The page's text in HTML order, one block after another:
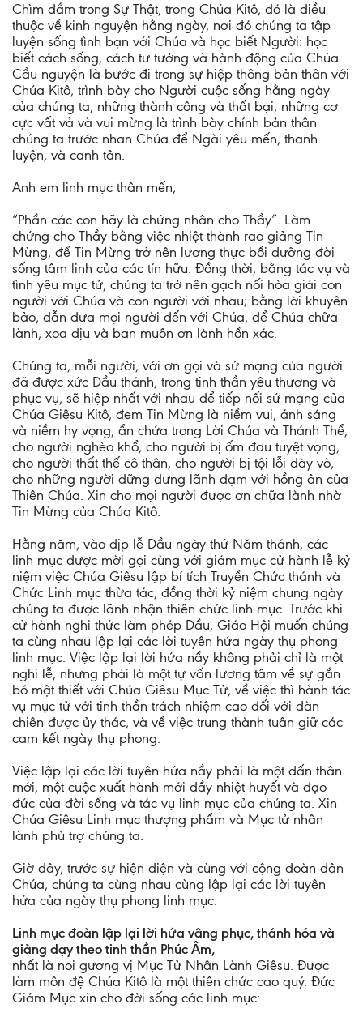
Chìm đắm trong Sự Thật, trong Chúa Kitô, đó là điều
thuộc về kinh nguyện hằng ngày, nơi đó chúng ta tập
luyện sống tình bạn với Chúa và học biết Người: học
biết cách sống, cách tư tưởng và hành động của Chúa.
Cầu nguyện là bước đi trong sự hiệp thông bản thân với
Chúa Kitô, trình bày cho Người cuộc sống hằng ngày
của chúng ta, những thành công và thất bại, những cơ
cực vất vả và vui mừng là trình bày chính bản thân
chúng ta trước nhan Chúa để Ngài yêu mến, thanh
luyện, và canh tân.
Anh em linh mục thân mến,
“Phần các con hãy là chứng nhân cho Thầy”. Làm
chứng cho Thầy bằng việc nhiệt thành rao giảng Tin
Mừng, để Tin Mừng trở nên lương thực bồi dưỡng đời
sống tâm linh của các tín hữu. Đồng thời, bằng tác vụ và
tình yêu mục tử, chúng ta trở nên gạch nối hòa giải con
người với Chúa và con người với nhau; bằng lời khuyên
bảo, dẫn đưa mọi người đến với Chúa, để Chúa chữa
lành, xoa dịu và ban muôn ơn lành hồn xác.
Chúng ta, mỗi người, với ơn gọi và sứ mạng của người
đã được xức Dầu thánh, trong tinh thần yêu thương và
phục vụ, sẽ hiệp nhất với nhau để tiếp nối sứ mạng của
Chúa Giêsu Kitô, đem Tin Mừng là niềm vui, ánh sáng
và niềm hy vọng, ẩn chứa trong Lời Chúa và Thánh Thể,
cho người nghèo khổ, cho người bị ốm đau tuyệt vọng,
cho người thất thế cô thân, cho người bị tội lỗi dày vò,
cho những người dững dưng lãnh đạm với hồng ân của
Thiên Chúa. Xin cho mọi người được ơn chữa lành nhờ
Tin Mừng của Chúa Kitô.
Hằng năm, vào dịp lễ Dầu ngày thứ Năm thánh, các
linh mục được mời gọi cùng với giám mục cử hành lễ kỷ
niệm việc Chúa Giêsu lập bí tích Truyền Chức thánh và
Chức Linh mục thừa tác, đồng thời kỷ niệm chung ngày
chúng ta được lãnh nhận thiên chức linh mục. Trước khi
cử hành nghi thức làm phép Dầu, Giáo Hội muốn chúng
ta cùng nhau lập lại các lời tuyên hứa ngày thụ phong
linh mục. Việc lập lại lời hứa nầy không phải chỉ là một
nghi lễ, nhưng phải là một tự vấn lương tâm về sự gắn
bó mật thiết với Chúa Giêsu Mục Tử, về việc thì hành tác
vụ mục tử với tinh thần trách nhiệm cao đối với đàn
chiên được ủy thác, và về việc trung thành tuân giữ các
cam kết ngày thụ phong.
Việc lập lại các lời tuyên hứa nầy phải là một dấn thân
mới, một cuộc xuất hành mới đầy nhiệt huyết và đạo
đức của đời sống và tác vụ linh mục của chúng ta. Xin
Chúa Giêsu Linh mục thượng phẩm và Mục tử nhân
lành phù trợ chúng ta.
Giờ đây, trước sự hiện diện và cùng với cộng đoàn dân
Chúa, chúng ta cùng nhau cùng lập lại các lời tuyên
hứa của ngày thụ phong linh mục.
Linh mục đoàn lập lại lời hứa vâng phục, thánh hóa và
giảng dạy theo tinh thần Phúc Âm,
nhất là noi gương vị Mục Tử Nhân Lành Giêsu. Được
làm môn đệ Chúa Kitô là một thiên chức cao quý. Đức
Giám Mục xin cho đời sống các linh mục: